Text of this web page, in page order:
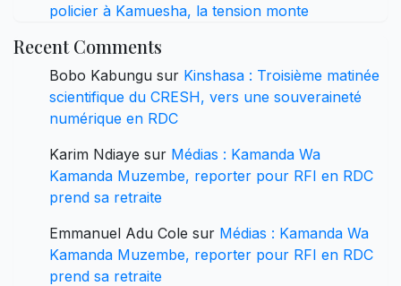
policier à Kamuesha, la tension monte
Recent Comments
Bobo Kabungu sur Kinshasa : Troisième matinée
scientifique du CRESH, vers une souveraineté
numérique en RDC
Karim Ndiaye sur Médias : Kamanda Wa
Kamanda Muzembe, reporter pour RFI en RDC
prend sa retraite
Emmanuel Adu Cole sur Médias : Kamanda Wa
Kamanda Muzembe, reporter pour RFI en RDC
prend sa retraite